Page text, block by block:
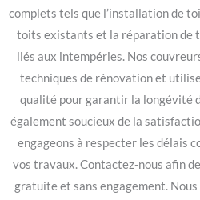
complets tels que l’installation de
toits existants et la réparation de
liés aux intempéries. Nos
techniques de rénovation et
qualité pour garantir la longévité
également soucieux de la
engageons à respecter les délais
vos travaux. Contactez-nous afin
gratuite et sans engagement.